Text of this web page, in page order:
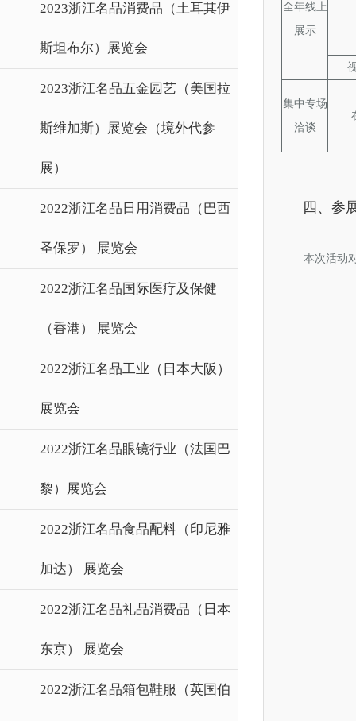
2023浙江名品消费品（土耳其伊
斯坦布尔）展览会
2023浙江名品五金园艺（美国拉
斯维加斯）展览会（境外代参
展）
2022浙江名品日用消费品（巴西
圣保罗） 展览会
2022浙江名品国际医疗及保健
（香港） 展览会
2022浙江名品工业（日本大阪）
展览会
2022浙江名品眼镜行业（法国巴
黎）展览会
2022浙江名品食品配料（印尼雅
加达） 展览会
2022浙江名品礼品消费品（日本
东京） 展览会
2022浙江名品箱包鞋服（英国伯
全年线上
展示
集中专场
洽谈
四、参
本次活动